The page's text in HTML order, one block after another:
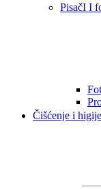
PisačI I
Čišćenje i